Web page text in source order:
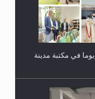
في مكتبة مدينة